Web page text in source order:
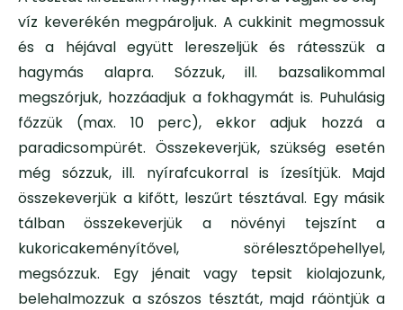
víz keverékén megpároljuk. A cukkinit megmossuk
és a héjával együtt lereszeljük és rátesszük a
hagymás alapra. Sózzuk, ill. bazsalikommal
megszórjuk, hozzáadjuk a fokhagymát is. Puhulásig
főzzük (max. 10 perc), ekkor adjuk hozzá a
paradicsompürét. Összekeverjük, szükség esetén
még sózzuk, ill. nyírafcukorral is ízesítjük. Majd
összekeverjük a kifőtt, leszűrt tésztával. Egy másik
tálban összekeverjük a növényi tejszínt a
kukoricakeményítővel, sörélesztőpehellyel,
megsózzuk. Egy jénait vagy tepsit kiolajozunk,
belehalmozzuk a szószos tésztát, majd ráöntjük a